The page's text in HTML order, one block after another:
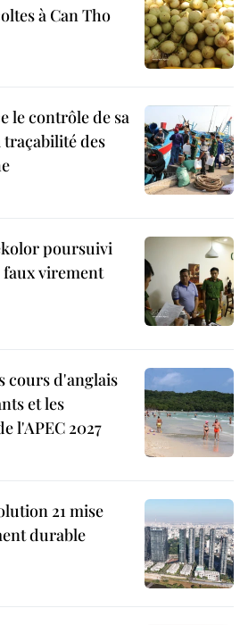
à Can Tho
le contrôle de sa
traçabilité des
poursuivi
faux virement
cours d'anglais
et les
l'APEC 2027
21 mise
durable